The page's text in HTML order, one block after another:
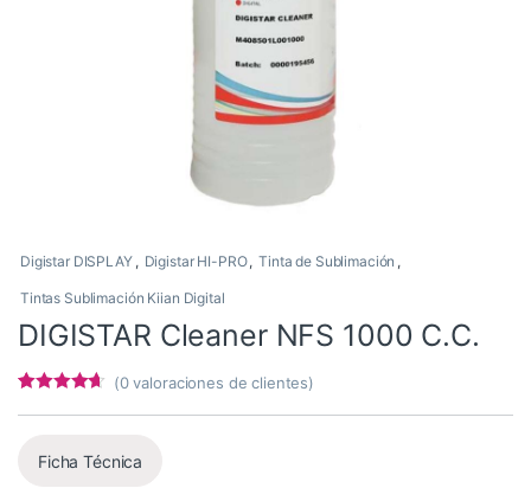
Digistar DISPLAY , Digistar HI-PRO, Tinta de Sublimación ,
Tintas Sublimación Kiian Digital
DIGISTAR Cleaner NFS 1000 C.C.
valoracione
s de
(0valoraciones de clientes)
Ficha Técnica